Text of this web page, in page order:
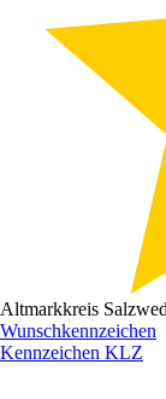
Altmarkkreis
Wunschkennzeichen
Kennzeichen KLZ